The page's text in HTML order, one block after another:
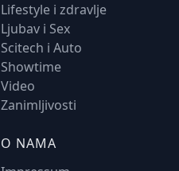
Lifestyle i zdravlje
Ljubav i Sex
Scitech i Auto
Showtime
Video
Zanimljivosti
O NAMA